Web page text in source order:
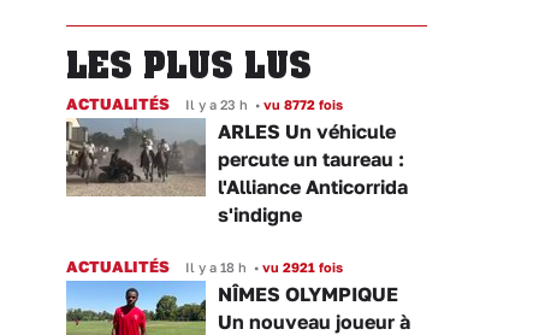
LES PLUS LUS
ACTUALITÉS Il y a 23 h • vu 8772 fois
ARLES Un véhicule
percute un taureau :
l'Alliance Anticorrida
s'indigne
ACTUALITÉS Il y a 18 h • vu 2921 fois
NÎMES OLYMPIQUE
Un nouveau joueur à